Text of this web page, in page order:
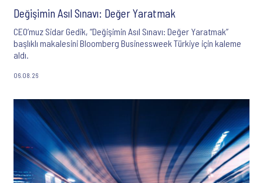
Değişimin Asıl Sınavı: Değer Yaratmak
CEO’muz Sidar Gedik, “Değişimin Asıl Sınavı: Değer Yaratmak”
başlıklı makalesini Bloomberg Businessweek Türkiye için kaleme
aldı.
06.08.26